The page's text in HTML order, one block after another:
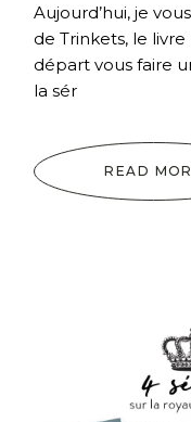
Aujourd’hui, je
de Trinkets, le
départ vous faire
la sér
READ